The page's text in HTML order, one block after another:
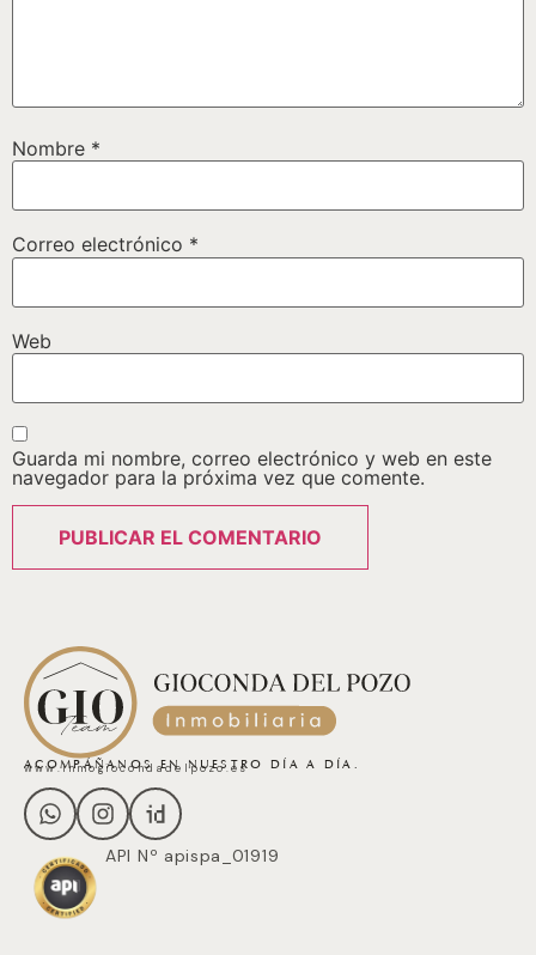
Nombre *
Correo electrónico *
Web
Guarda mi nombre, correo electrónico y web en este
navegador para la próxima vez que comente.
ACOMPÁÑANOS EN NUESTRO DÍA A DÍA.
www.inmogiocondadelpozo.es
API Nº apispa_01919